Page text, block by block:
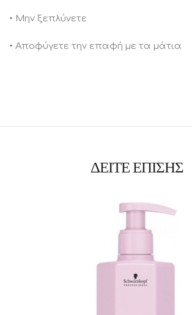
• Μην ξεπλύνετε
• Αποφύγετε την επαφή με τα μάτια
ΔΕΙΤΕ ΕΠΙΣΗΣ